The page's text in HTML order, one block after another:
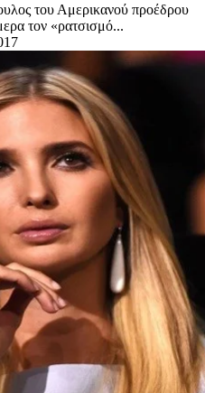
του Αμερικανού προέδρου
τον «ρατσισμό...